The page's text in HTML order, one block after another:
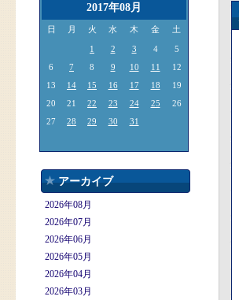
2017年08月
日 月 火 水 木 金 土
1 2 3 4
5
6
7 8 9 10 11
12
13
14 15 16 17 18
19
20
21 22 23 24 25
26
27
28 29 30 31
アーカイブ
2026年08月
2026年07月
2026年06月
2026年05月
2026年04月
2026年03月